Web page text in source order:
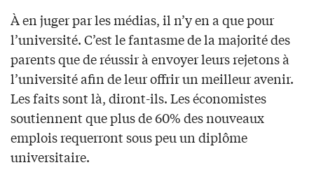
À en juger par les médias, il n’y en a que pour
l’université. C’est le fantasme de la majorité des
parents que de réussir à envoyer leurs rejetons à
l’université afin de leur offrir un meilleur avenir.
Les faits sont là, diront-ils. Les économistes
soutiennent que plus de 60% des nouveaux
emplois requerront sous peu un diplôme
universitaire.